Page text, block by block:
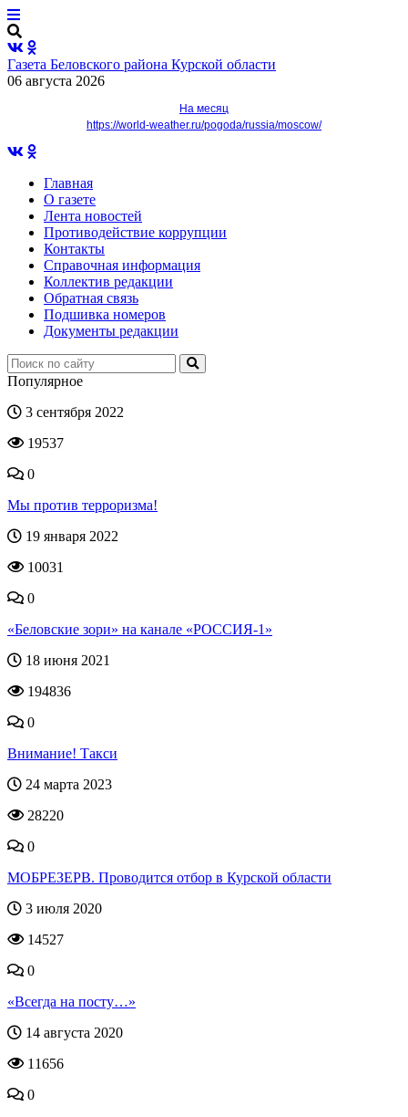
Газета Беловского района Курской области
06 августа 2026
На месяц
https://world-weather.ru/pogoda/russia/moscow/
Главная
О газете
Лента новостей
Противодействие коррупции
Контакты
Справочная информация
Коллектив редакции
Обратная связь
Подшивка номеров
Документы редакции
Популярное
3 сентября 2022
19537
0
Мы против терроризма!
19 января 2022
10031
0
«Беловские зори» на канале «РОССИЯ-1»
18 июня 2021
194836
0
Внимание! Такси
24 марта 2023
28220
0
МОБРЕЗЕРВ. Проводится отбор в Курской области
3 июля 2020
14527
0
«Всегда на посту…»
14 августа 2020
11656
0